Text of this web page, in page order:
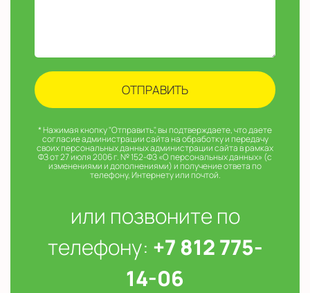
* Нажимая кнопку "Отправить", вы подтверждаете, что даете
согласие администрации сайта на обработку и передачу
своих персональных данных администрации сайта в рамках
ФЗ от 27 июля 2006 г. № 152-ФЗ «О персональных данных» (с
изменениями и дополнениями) и получение ответа по
телефону, Интернету или почтой.
или позвоните по
телефону: +7 812 775-
14-06